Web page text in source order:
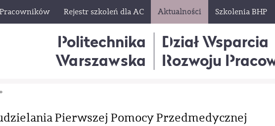
Rejestr szkoleń dla AC Aktualności Szkolenia BHP
Politechnika
Warszawska
Dział Wsparcia
Rozwoju
Pierwszej Pomocy Przedmedycznej